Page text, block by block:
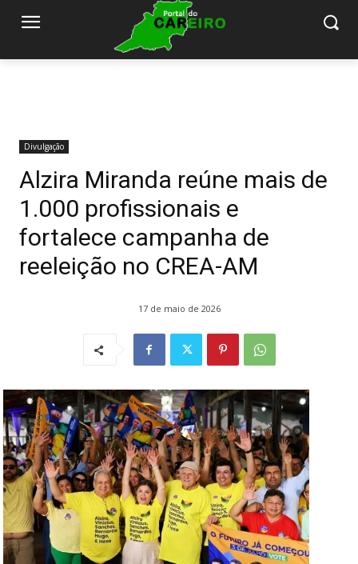
Divulgação
Alzira Miranda reúne mais de
1.000 profissionais e
fortalece campanha de
reeleição no CREA-AM
17 de maio de 2026